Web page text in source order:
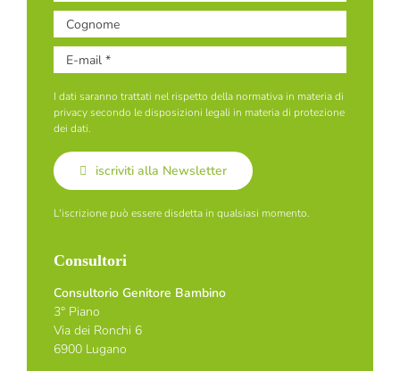
I dati saranno trattati nel rispetto della normativa in materia di
privacy secondo le disposizioni legali in materia di protezione
dei dati.
iscriviti alla Newsletter
L'iscrizione può essere disdetta in qualsiasi momento.
Consultori
Consultorio Genitore Bambino
3° Piano
Via dei Ronchi 6
6900 Lugano